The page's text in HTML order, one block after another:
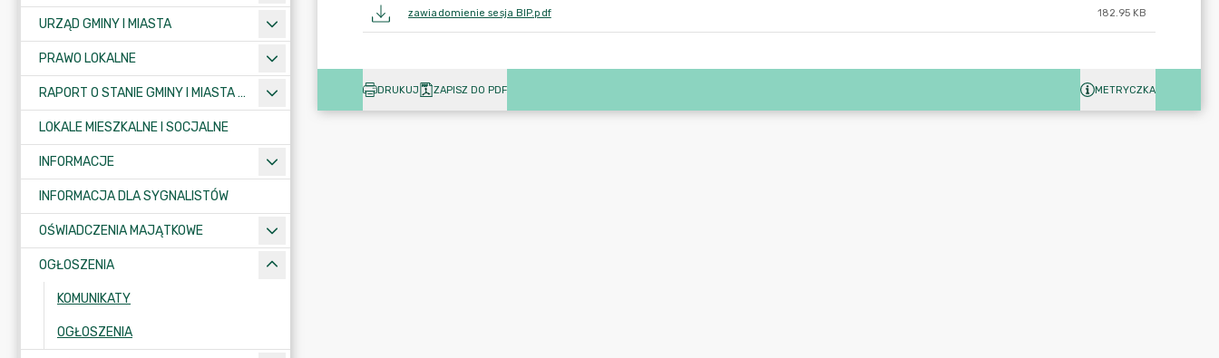
URZĄD GMINY I MIASTA
PRAWO LOKALNE
RAPORT O STANIE GMINY I MIASTA KRAJENKA
LOKALE MIESZKALNE I SOCJALNE
INFORMACJE
INFORMACJA DLA SYGNALISTÓW
OŚWIADCZENIA MAJĄTKOWE
OGŁOSZENIA
KOMUNIKATY
OGŁOSZENIA
zawiadomienie sesja BIP.pdf 182.95 KB
DRUKUJ ZAPISZ DO PDF METRYCZKA